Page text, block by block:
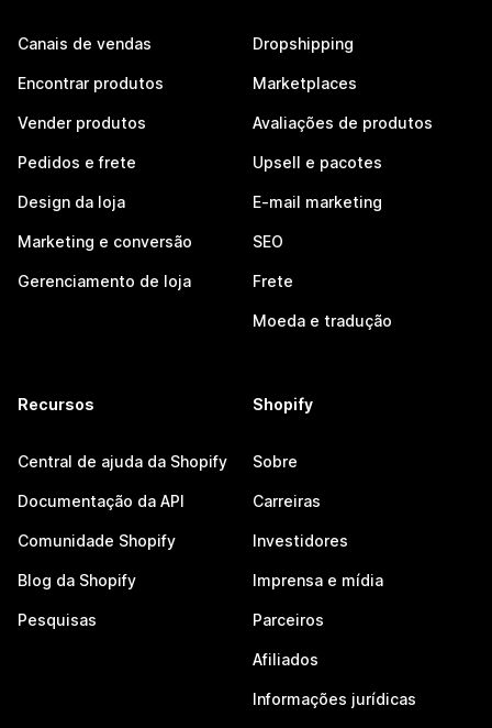
Canais de vendas
Encontrar produtos
Vender produtos
Pedidos e frete
Design da loja
Marketing e conversão
Gerenciamento de loja
Dropshipping
Marketplaces
Avaliações de produtos
Upsell e pacotes
E-mail marketing
SEO
Frete
Moeda e tradução
Recursos
Central de ajuda da Shopify
Documentação da API
Comunidade Shopify
Blog da Shopify
Pesquisas
Shopify
Sobre
Carreiras
Investidores
Imprensa e mídia
Parceiros
Afiliados
Informações jurídicas